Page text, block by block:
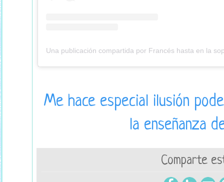
Me hace especial ilusión
la enseñanza
Comparte